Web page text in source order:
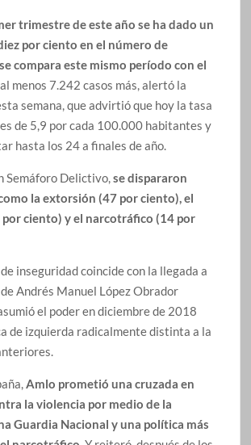
trimestre de este año se ha dado un
por ciento en el número de
compara este mismo período con el
menos 7.242 casos más, alertó la
semana, que advirtió que hoy la tasa
de 5,9 por cada 100.000 habitantes y
hasta los 24 a finales de año.
Semáforo Delictivo,se dispararon
la extorsión (47 por ciento), el
ciento) y el narcotráfico (14 por
inseguridad coincide con la llegada a
Andrés Manuel López Obrador
el poder en diciembre de 2018
de izquierda radicalmente distinta a la
Amlo prometió una cruzada en
la violencia por medio de la
Guardia Nacional y una política más